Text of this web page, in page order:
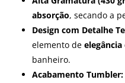
absorção, secando a
Design com Detalhe
elemento de
banheiro.
Acabamento Tumbler: